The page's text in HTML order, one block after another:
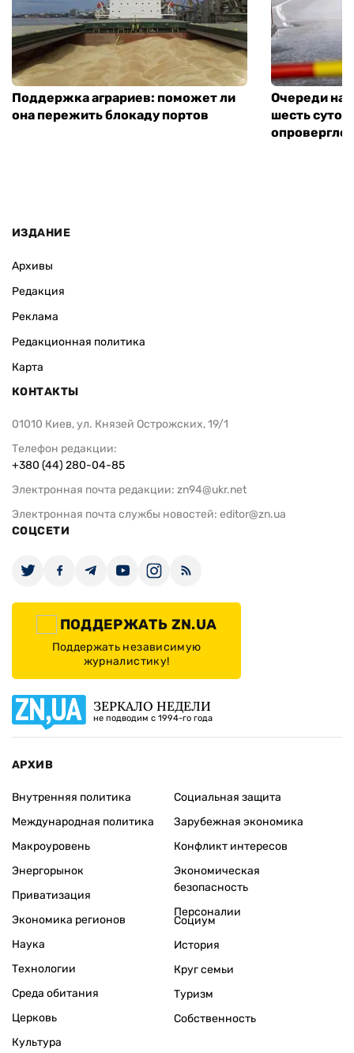
Поддержка аграриев: поможет ли
она пережить блокаду портов
Очереди на
шесть
опровергло
ИЗДАНИЕ
Архивы
Редакция
Реклама
Редакционная политика
Карта
КОНТАКТЫ
01010 Киев, ул. Князей Острожских, 19/1
Телефон редакции:
+380 (44) 280-04-85
Электронная почта редакции: zn94@ukr.net
Электронная почта службы новостей: editor@zn.ua
СОЦСЕТИ
ПОДДЕРЖАТЬ ZN.UA
Поддержать независимую
журналистику!
ЗЕРКАЛО НЕДЕЛИ
не подводим с 1994-го года
АРХИВ
Внутренняя политика
Международная политика
Макроуровень
Энергорынок
Приватизация
Экономика регионов
Социальная защита
Зарубежная экономика
Конфликт интересов
Экономическая
безопасность
Персоналии
Наука
Технологии
Среда обитания
Церковь
Культура
Социум
История
Круг семьи
Туризм
Собственность